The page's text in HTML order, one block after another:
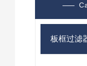
板框过滤